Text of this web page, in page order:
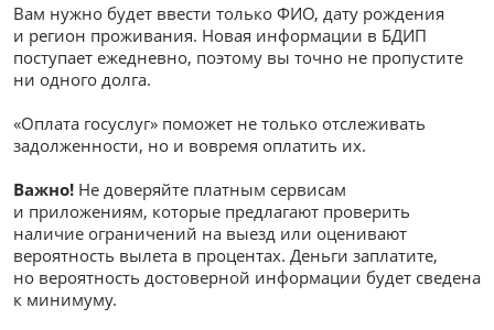
Вам нужно будет ввести только ФИО, дату рождения
и регион проживания. Новая информации в БДИП
поступает ежедневно, поэтому вы точно не пропустите
ни одного долга.
«Оплата госуслуг» поможет не только отслеживать
задолженности, но и вовремя оплатить их.
Важно! Не доверяйте платным сервисам
и приложениям, которые предлагают проверить
наличие ограничений на выезд или оценивают
вероятность вылета в процентах. Деньги заплатите,
но вероятность достоверной информации будет сведена
к минимуму.